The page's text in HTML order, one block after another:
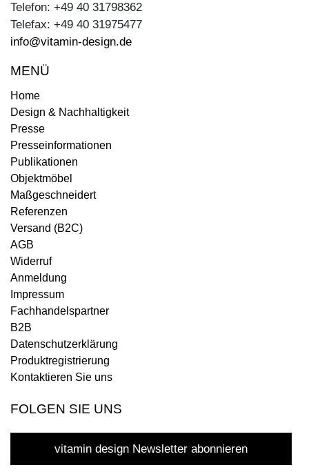
Telefon: +49 40 31798362
Telefax: +49 40 31975477
info@vitamin-design.de
MENÜ
Home
Design & Nachhaltigkeit
Presse
Presseinformationen
Publikationen
Objektmöbel
Maßgeschneidert
Referenzen
Versand (B2C)
AGB
Widerruf
Anmeldung
Impressum
Fachhandelspartner
B2B
Datenschutzerklärung
Produktregistrierung
Kontaktieren Sie uns
FOLGEN SIE UNS
vitamin design Newsletter abonnieren